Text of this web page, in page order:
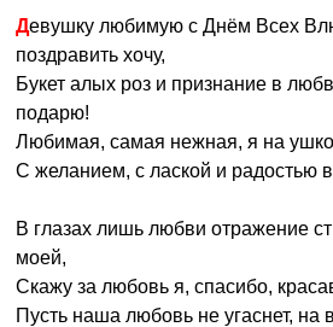
Девушку любимую с Днём Всех Влюбленных
поздравить хочу,
Букет алых роз и признание в
подарю!
Любимая, самая нежная, я на
С желанием, с лаской и радостью в
В глазах лишь любви отражение
моей,
Скажу за любовь я, спасибо,
Пусть наша любовь не угаснет, на